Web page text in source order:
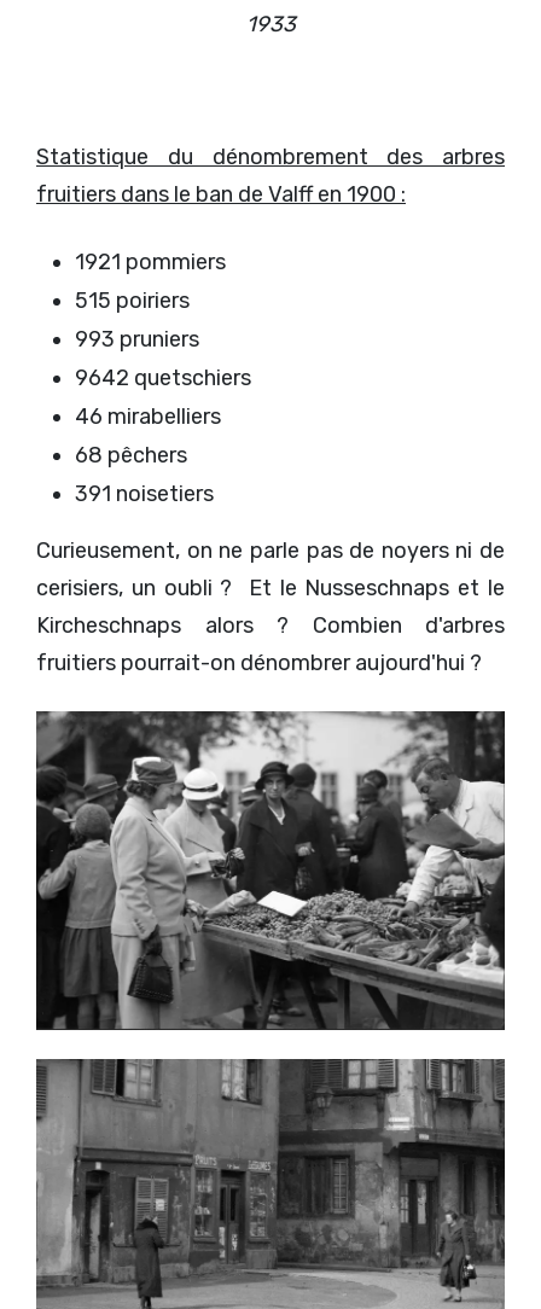
1933
Statistique du dénombrement des arbres
fruitiers dans le ban de Valff en 1900 :
1921 pommiers
515 poiriers
993 pruniers
9642 quetschiers
46 mirabelliers
68 pêchers
391 noisetiers
Curieusement, on ne parle pas de noyers ni de
cerisiers, un oubli ? Et le Nusseschnaps et le
Kircheschnaps alors ? Combien d'arbres
fruitiers pourrait-on dénombrer aujourd'hui ?